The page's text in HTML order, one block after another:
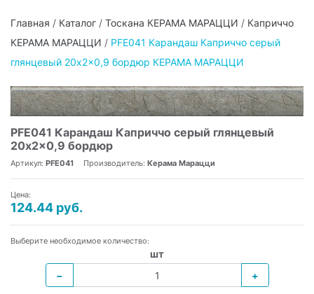
Главная / Каталог / Тоскана КЕРАМА МАРАЦЦИ / Каприччо
КЕРАМА МАРАЦЦИ / PFE041 Карандаш Каприччо серый
глянцевый 20x2x0,9 бордюр КЕРАМА МАРАЦЦИ
PFE041 Карандаш Каприччо серый глянцевый
20x2x0,9 бордюр
Артикул: PFE041 Производитель: Керама Марацци
Цена:
124.44 руб.
Выберите необходимое количество:
шт
−
+